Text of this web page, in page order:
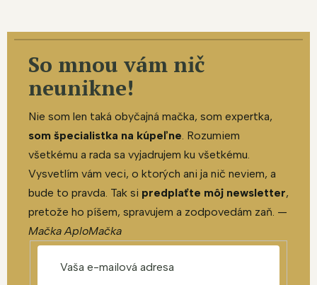
So mnou vám nič
neunikne!
Nie som len taká obyčajná mačka, som expertka,
som špecialistka na kúpeľne. Rozumiem
všetkému a rada sa vyjadrujem ku všetkému.
Vysvetlím vám veci, o ktorých ani ja nič neviem, a
bude to pravda. Tak si predplaťte môj newsletter,
pretože ho píšem, spravujem a zodpovedám zaň. —
Mačka AploMačka